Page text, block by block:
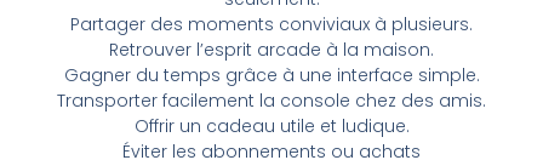
Partager des moments conviviaux à plusieurs.
Retrouver l’esprit arcade à la maison.
Gagner du temps grâce à une interface simple.
Transporter facilement la console chez des amis.
Offrir un cadeau utile et ludique.
Éviter les abonnements ou achats